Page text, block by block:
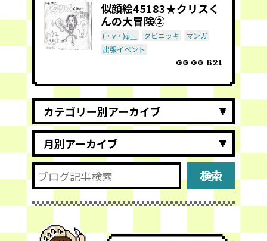
似顔絵45183★クリスく
んの大冒険②
(・v・)φ＿ タビニッキ
マンガ
出張イベント
621